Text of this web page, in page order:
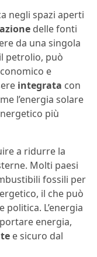
negli spazi aperti
delle fonti
da una singola
petrolio, può
e
integrata con
l’energia solare
più
a ridurre la
Molti paesi
fossili per
il che può
politica. L’energia
energia,
e sicuro dal